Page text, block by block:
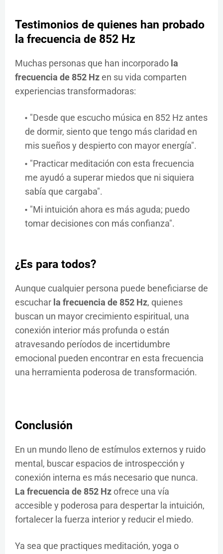
Testimonios de quienes han probado
la frecuencia de 852 Hz
Muchas personas que han incorporado la
frecuencia de 852 Hzen su vida comparten
experiencias transformadoras:
"Desde que escucho música en 852 Hz antes
de dormir, siento que tengo más claridad en
mis sueños y despierto con mayor energía".
"Practicar meditación con esta frecuencia
me ayudó a superar miedos que ni siquiera
sabía que cargaba".
"Mi intuición ahora es más aguda; puedo
tomar decisiones con más confianza".
¿Es para todos?
Aunque cualquier persona puede beneficiarse de
escuchar la frecuencia de 852 Hz, quienes
buscan un mayor crecimiento espiritual, una
conexión interior más profunda o están
atravesando períodos de incertidumbre
emocional pueden encontrar en esta frecuencia
una herramienta poderosa de transformación.
Conclusión
En un mundo lleno de estímulos externos y ruido
mental, buscar espacios de introspección y
conexión interna es más necesario que nunca.
La frecuencia de 852 Hzofrece una vía
accesible y poderosa para despertar la intuición,
fortalecer la fuerza interior y reducir el miedo.
Ya sea que practiques meditación, yoga o